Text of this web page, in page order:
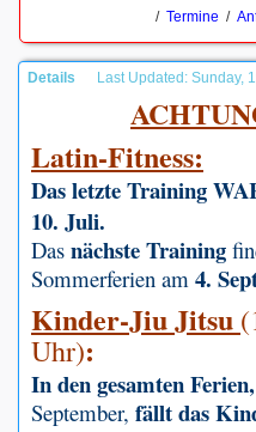
/ Termine /
Details Last Updated: Sunday,
Latin-Fitness:
Das letzte Training
10. Juli.
Das nächste Training
Sommerferien am 4.
Kinder-Jiu Jitsu (
Uhr):
In den gesamten Ferien,
September, fällt das